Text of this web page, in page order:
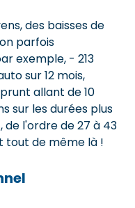
des baisses de
parfois
exemple, - 213
sur 12 mois,
allant de 10
sur les durées plus
de l'ordre de 27 à 43
tout de même là !